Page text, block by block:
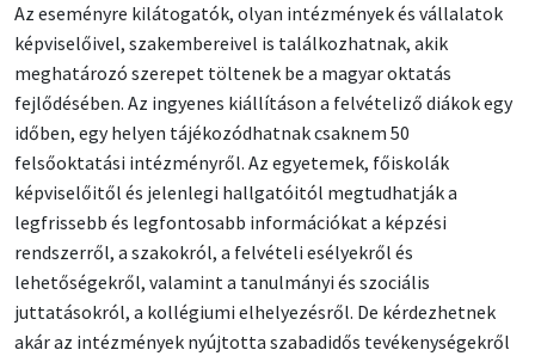
Az eseményre kilátogatók, olyan intézmények és vállalatok
képviselőivel, szakembereivel is találkozhatnak, akik
meghatározó szerepet töltenek be a magyar oktatás
fejlődésében. Az ingyenes kiállításon a felvételiző diákok egy
időben, egy helyen tájékozódhatnak csaknem 50
felsőoktatási intézményről. Az egyetemek, főiskolák
képviselőitől és jelenlegi hallgatóitól megtudhatják a
legfrissebb és legfontosabb információkat a képzési
rendszerről, a szakokról, a felvételi esélyekről és
lehetőségekről, valamint a tanulmányi és szociális
juttatásokról, a kollégiumi elhelyezésről. De kérdezhetnek
akár az intézmények nyújtotta szabadidős tevékenységekről